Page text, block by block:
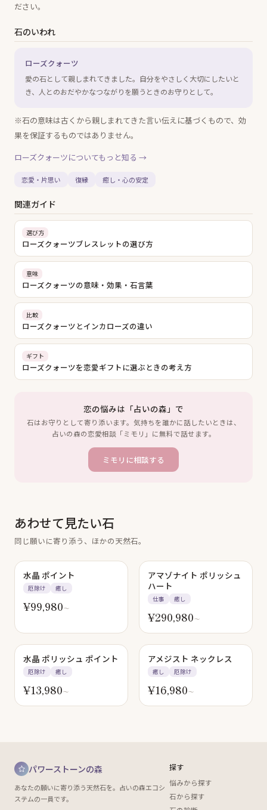
ださい。
石のいわれ
ローズクォーツ
愛の石として親しまれてきました。自分をやさしく大切にしたいと
き、人とのおだやかなつながりを願うときのお守りとして。
※石の意味は古くから親しまれてきた言い伝えに基づくもので、効
果を保証するものではありません。
ローズクォーツについてもっと知る →
恋愛・片思い 復縁 癒し・心の安定
関連ガイド
選び方
ローズクォーツブレスレットの選び方
意味
ローズクォーツの意味・効果・石言葉
比較
ローズクォーツとインカローズの違い
ギフト
ローズクォーツを恋愛ギフトに選ぶときの考え方
恋の悩みは「占いの森」で
石はお守りとして寄り添います。気持ちを誰かに話したいときは、
占いの森の恋愛相談「ミモリ」に無料で話せます。
ミモリに相談する
あわせて見たい石
同じ願いに寄り添う、ほかの天然石。
水晶 ポイント
厄除け 癒し
¥99,980〜
アマゾナイト ポリッシュ
ハート
仕事 癒し
¥290,980〜
水晶 ポリッシュ ポイント
厄除け 癒し
¥13,980〜
アメジスト ネックレス
癒し 厄除け
¥16,980〜
パワーストーンの森
あなたの願いに寄り添う天然石を。占いの森エコシ
ステムの一員です。
探す
悩みから探す
石から探す